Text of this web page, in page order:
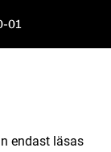
01
endast läsas